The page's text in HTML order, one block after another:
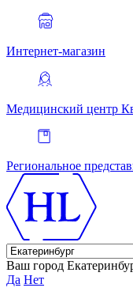
Интернет-магазин
Медицинский центр
Региональное
Ваш город
Да Нет